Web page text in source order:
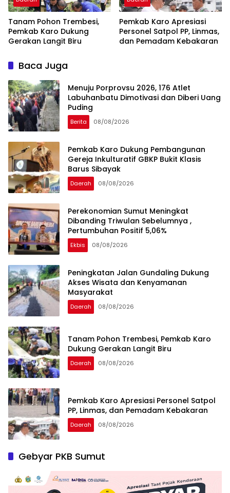
Tanam Pohon Trembesi,
Pemkab Karo Dukung
Gerakan Langit Biru
Pemkab Karo Apresiasi
Personel Satpol PP, Linmas,
dan Pemadam Kebakaran
Baca Juga
Menuju Porprovsu 2026, 176 Atlet
Labuhanbatu Dimotivasi dan Diberi Uang
Puding
Berita 08/08/2026
Pemkab Karo Dukung Pembangunan
Gereja Inkulturatif GBKP Bukit Klasis
Barus Sibayak
Daerah 08/08/2026
Perekonomian Sumut Meningkat
Dibanding Triwulan Sebelumnya ,
Pertumbuhan Positif 5,06%
Ekbis 08/08/2026
Peningkatan Jalan Gundaling Dukung
Akses Wisata dan Kenyamanan
Masyarakat
Daerah 08/08/2026
Tanam Pohon Trembesi, Pemkab Karo
Dukung Gerakan Langit Biru
Daerah 08/08/2026
Pemkab Karo Apresiasi Personel Satpol
PP, Linmas, dan Pemadam Kebakaran
Daerah 08/08/2026
Gebyar PKB Sumut